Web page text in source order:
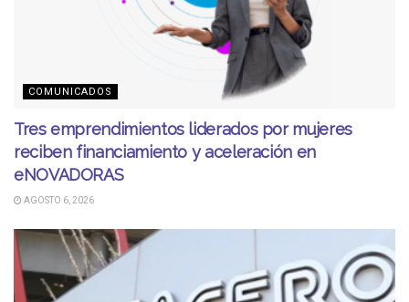
COMUNICADOS
Tres emprendimientos liderados por mujeres
reciben financiamiento y aceleración en
eNOVADORAS
AGOSTO 6, 2026